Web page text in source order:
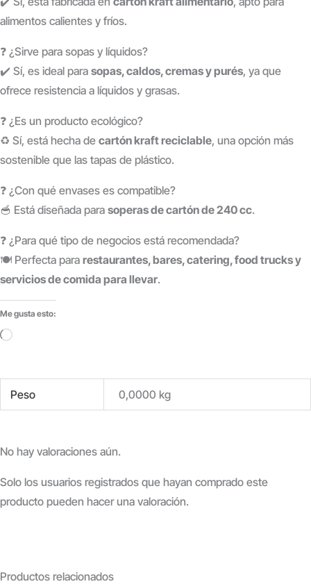
alimentos calientes y fríos.
❓ ¿Sirve para sopas y líquidos?
✔️ Sí, es ideal para sopas, caldos, cremas y purés, ya que
ofrece resistencia a líquidos y grasas.
❓ ¿Es un producto ecológico?
♻️ Sí, está hecha de cartón kraft reciclable, una opción más
sostenible que las tapas de plástico.
❓ ¿Con qué envases es compatible?
🥣 Está diseñada para soperas de cartón de 240 cc.
❓ ¿Para qué tipo de negocios está recomendada?
🍽️ Perfecta para restaurantes, bares, catering, food trucks y
servicios de comida para llevar.
Me gusta esto:
Cargando...
Peso 0,0000 kg
No hay valoraciones aún.
Solo los usuarios registrados que hayan comprado este
producto pueden hacer una valoración.
Productos relacionados